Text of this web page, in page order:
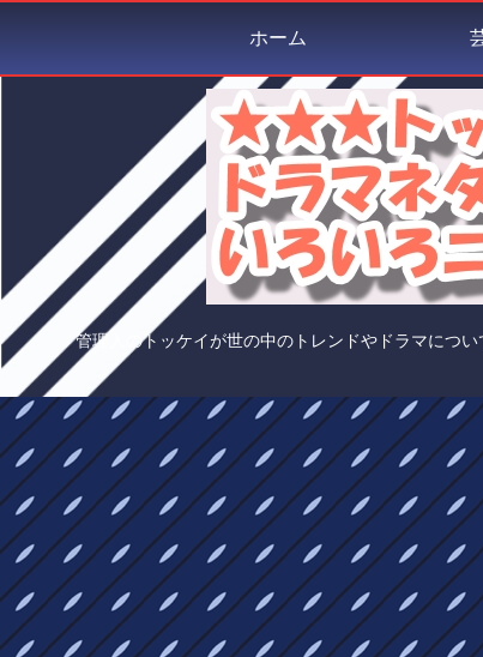
管理人のトッケイが世の中のトレンドやドラマにつ
ホーム